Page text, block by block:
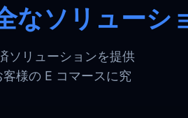
なソリューシ
ソリューションを提供
様の E コマースに究